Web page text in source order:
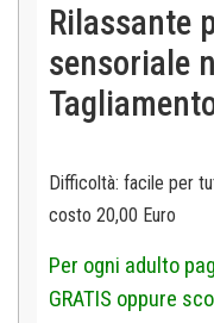
Rilassante
sensoriale
Difficoltà: facile per
costo 20,00 Euro
Per ogni adulto
GRATIS oppure